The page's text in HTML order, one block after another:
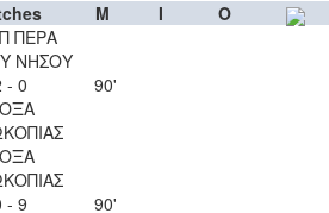
M I
O
ΠΕΡΑ
ΝΗΣΟΥ
- 0
90'
- 9
90'